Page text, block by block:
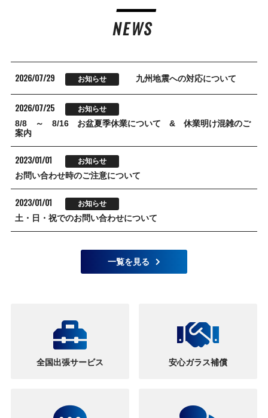
NEWS
2026/07/29 お知らせ 九州地震への対応について
2026/07/25 お知らせ
8/8 ～ 8/16 お盆夏季休業について & 休業明け混雑のご
案内
2023/01/01 お知らせ
お問い合わせ時のご注意について
2023/01/01 お知らせ
土・日・祝でのお問い合わせについて
一覧を見る
全国出張サービス 安心ガラス補償